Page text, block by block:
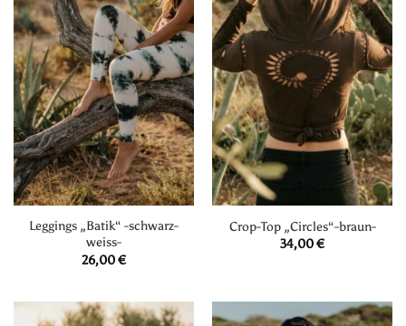
Leggings „Batik“ -schwarz-
weiss-
26,00€
Crop-Top „Circles“-braun-
34,00€